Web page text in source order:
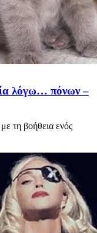
λόγω… πόνων –
τη βοήθεια ενός